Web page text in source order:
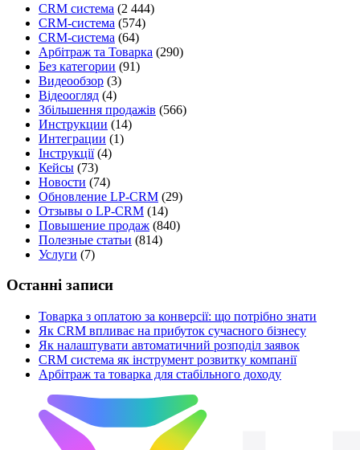
CRM система (2 444)
CRM-система (574)
CRM-система (64)
Арбітраж та Товарка (290)
Без категории (91)
Видеообзор (3)
Відеоогляд (4)
Збільшення продажів (566)
Инструкции (14)
Интеграции (1)
Інструкції(4)
Кейсы (73)
Новости (74)
Обновление LP-CRM (29)
Отзывы о LP-CRM (14)
Повышение продаж (840)
Полезные статьи (814)
Услуги (7)
Останні записи
Товарка з оплатою за конверсії: що потрібно знати
Як CRM впливає на прибуток сучасного бізнесу
Як налаштувати автоматичний розподіл заявок
CRM система як інструмент розвитку компанії
Арбітраж та товарка для стабільного доходу